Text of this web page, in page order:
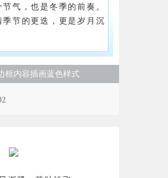
气，也是冬季的前奏。
季节的更迭，更是岁月沉
框内容插画蓝色样式